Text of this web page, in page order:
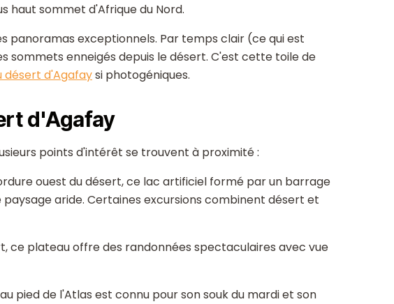
haut sommet d'Afrique du Nord.
panoramas exceptionnels. Par temps clair (ce qui est
sommets enneigés depuis le désert. C'est cette toile de
désert d'Agafaysi photogéniques.
d'Agafay
points d'intérêt se trouvent à proximité :
ouest du désert, ce lac artificiel formé par un barrage
aride. Certaines excursions combinent désert et
ce plateau offre des randonnées spectaculaires avec vue
pied de l'Atlas est connu pour son souk du mardi et son